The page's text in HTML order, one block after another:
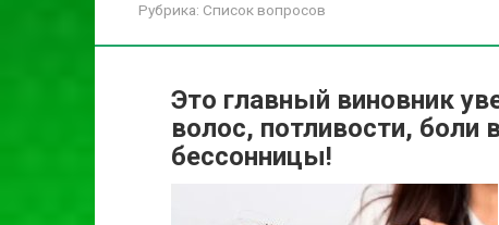
Рубрика: Список вопросов
Это главный виновник
волос, потливости, боли
бессонницы!